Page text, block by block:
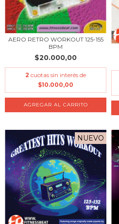
AERO RETRO WORKOUT 125-155
BPM
$20.000,00
2 cuotas sin interés de
$10.000,00
NUEVO